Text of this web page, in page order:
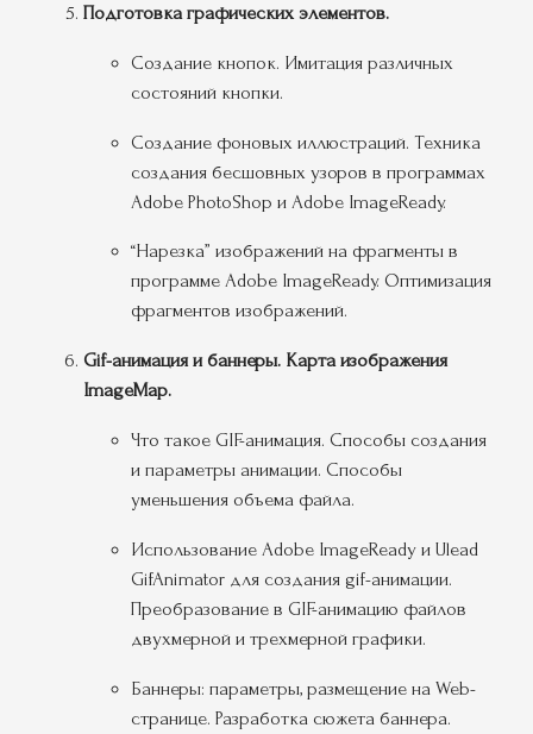
Подготовка графических элементов.
Создание кнопок. Имитация различных
состояний кнопки.
Создание фоновых иллюстраций. Техника
создания бесшовных узоров в программах
Adobe PhotoShop и Adobe ImageReady.
“Нарезка” изображений на фрагменты в
программе Adobe ImageReady. Оптимизация
фрагментов изображений.
Gif-анимация и баннеры. Карта изображения
ImageMap.
Что такое GIF-анимация. Способы создания
и параметры анимации. Способы
уменьшения объема файла.
Использование Adobe ImageReady и Ulead
GifAnimator для создания gif-анимации.
Преобразование в GIF-анимацию файлов
двухмерной и трехмерной графики.
Баннеры: параметры, размещение на Web-
странице. Разработка сюжета баннера.